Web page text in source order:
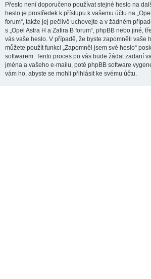
Přesto není doporučeno používat stejné heslo na
heslo je prostředek k přístupu k vašemu účtu na
forum“, takže jej pečlivě uchovejte a v žádném
s „Opel Astra H a Zafira B forum“, phpBB nebo jiné,
vás vaše heslo. V případě, že byste zapomněli vaše
můžete použít funkci „Zapomněl jsem své heslo“
softwarem. Tento proces po vás bude žádat zadaní
jména a vašeho e-mailu, poté phpBB software
vám ho, abyste se mohli přihlásit ke svému účtu.